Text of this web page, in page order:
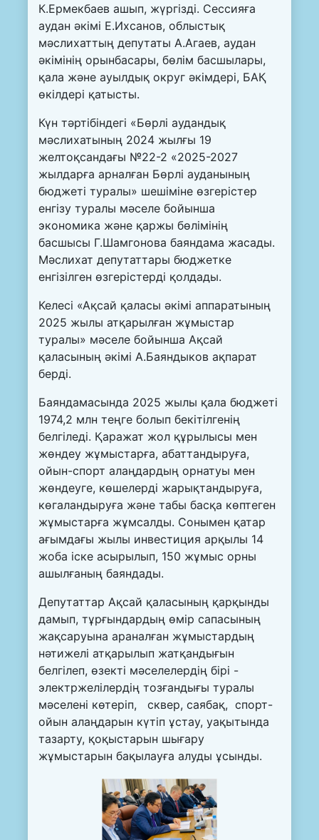
К.Ермекбаев ашып, жүргізді. Сессияға
аудан әкімі Е.Ихсанов, облыстық
мәслихаттың депутаты А.Агаев, аудан
әкімінің орынбасары, бөлім басшылары,
қала және ауылдық округ әкімдері, БАҚ
өкілдері қатысты.
Күн тәртібіндегі «Бөрлі аудандық
мәслихатының 2024 жылғы 19
желтоқсандағы №22-2 «2025-2027
жылдарға арналған Бөрлі ауданының
бюджеті туралы» шешіміне өзгерістер
енгізу туралы мәселе бойынша
экономика және қаржы бөлімінің
басшысы Г.Шамгонова баяндама жасады.
Мәслихат депутаттары бюджетке
енгізілген өзгерістерді қолдады.
Келесі «Ақсай қаласы әкімі аппаратының
2025 жылы атқарылған жұмыстар
туралы» мәселе бойынша Ақсай
қаласының әкімі А.Баяндыков ақпарат
берді.
Баяндамасында 2025 жылы қала бюджеті
1974,2 млн теңге болып бекітілгенің
белгіледі. Қаражат жол құрылысы мен
жөндеу жұмыстарға, абаттандыруға,
ойын-спорт алаңдардың орнатуы мен
жөндеуге, көшелерді жарықтандыруға,
көгаландыруға және табы басқа көптеген
жұмыстарға жұмсалды. Сонымен қатар
ағымдағы жылы инвестиция арқылы 14
жоба іске асырылып, 150 жұмыс орны
ашылғаның баяндады.
Депутаттар Ақсай қаласының қарқынды
дамып, тұрғындардың өмір сапасының
жақсаруына араналған жұмыстардың
нәтижелі атқарылып жатқандығын
белгілеп, өзекті мәселелердің бірі -
электржелілердің тозғандығы туралы
мәселені көтеріп, сквер, саябақ, спорт-
ойын алаңдарын күтіп ұстау, уақытында
тазарту, қоқыстарын шығару
жұмыстарын бақылауға алуды ұсынды.